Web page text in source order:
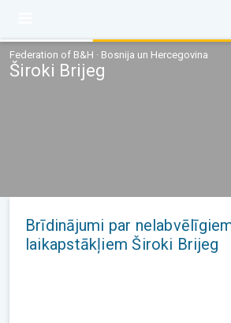
Federation of B&H · Bosnija un Hercegovina
Široki Brijeg
Brīdinājumi par
laikapstākļiem Široki Brijeg